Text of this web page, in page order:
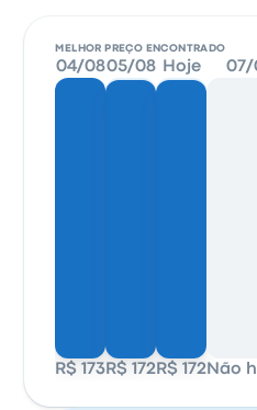
MELHOR PREÇO ENCONTRADO
04/08
R$ 173
05/08
R$ 172
Hoje
R$ 172
07/